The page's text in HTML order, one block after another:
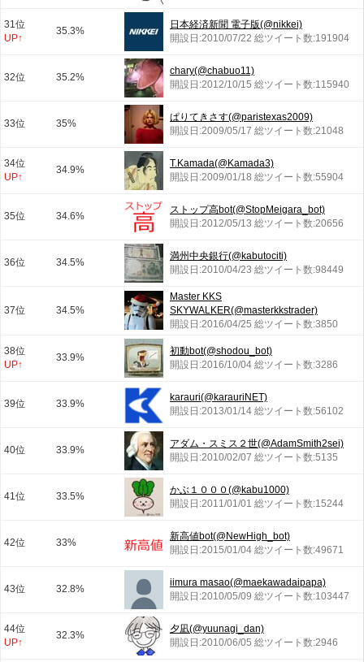
31位
UP↑
35.3%
日本経済新聞 電子版(@nikkei)
開設日:2010/07/22 総ツイート数:191904
32位 35.2%
chary(@chabuo11)
開設日:2012/10/15 総ツイート数:115940
33位 35%
ぱりてきさす(@paristexas2009)
開設日:2009/05/17 総ツイート数:21048
34位
UP↑
34.9%
T.Kamada(@Kamada3)
開設日:2009/01/18 総ツイート数:55904
35位 34.6%
ストップ高bot(@StopMeigara_bot)
開設日:2012/05/13 総ツイート数:20656
36位 34.5%
満州中央銀行(@kabutociti)
開設日:2010/04/23 総ツイート数:98449
37位 34.5%
Master KKS
SKYWALKER(@masterkkstrader)
開設日:2016/04/25 総ツイート数:3850
38位
UP↑
33.9%
初動bot(@shodou_bot)
開設日:2016/10/04 総ツイート数:3286
39位 33.9%
karauri(@karauriNET)
開設日:2013/01/14 総ツイート数:56102
40位 33.9%
アダム・スミス２世(@AdamSmith2sei)
開設日:2010/02/07 総ツイート数:5135
41位 33.5%
かぶ１０００(@kabu1000)
開設日:2011/01/01 総ツイート数:15244
42位 33%
新高値bot(@NewHigh_bot)
開設日:2015/01/04 総ツイート数:49671
43位 32.8%
iimura masao(@maekawadaipapa)
開設日:2010/05/09 総ツイート数:103447
44位
UP↑
32.3%
夕凪(@yuunagi_dan)
開設日:2010/06/05 総ツイート数:2946